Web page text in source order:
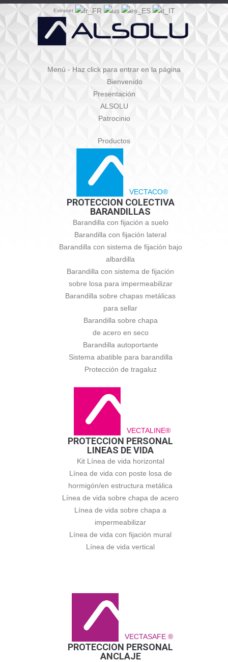
Extranet
Menú - Haz click para entrar en la página
Bienvenido
Presentación
ALSOLU
Patrocinio
Productos
VECTACO®
PROTECCION COLECTIVA
BARANDILLAS
Barandilla con fijación a suelo
Barandilla con fijación lateral
Barandilla con sistema de fijación bajo
albardilla
Barandilla con sistema de fijación
sobre losa para impermeabilizar
Barandilla sobre chapas metálicas
para sellar
Barandilla sobre chapa
de acero en seco
Barandilla autoportante
Sistema abatible para barandilla
Protección de tragaluz
VECTALINE®
PROTECCION PERSONAL
LINEAS DE VIDA
Kit Línea de vida horizontal
Línea de vida con poste losa de
hormigón/en estructura metálica
Línea de vida sobre chapa de acero
Línea de vida sobre chapa a
impermeabilizar
Línea de vida con fijación mural
Línea de vida vertical
VECTASAFE ®
PROTECCION PERSONAL
ANCLAJE